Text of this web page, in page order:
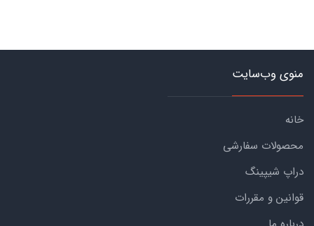
منوی وب‌سایت
خانه
محصولات سفارشی
دراپ شیپینگ
قوانین و مقررات